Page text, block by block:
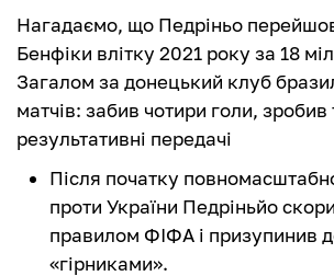
Нагадаємо, що Педріньо
Бенфіки влітку 2021 року за 18
Загалом за донецький клуб
матчів: забив чотири голи, зробив
результативні передачі
Після початку
проти України Педріньйо
правилом ФІФА і призупинив
«гірниками».